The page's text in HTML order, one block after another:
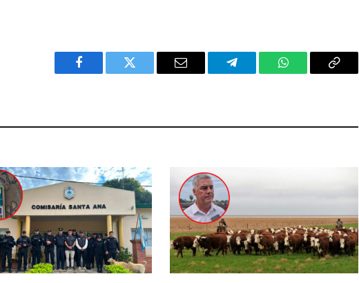
Facebook Twitter Email Telegram WhatsAppCopy